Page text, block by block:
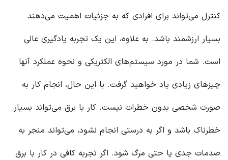
کنترل می‌تواند برای افرادی که به جزئیات اهمیت می‌دهند
بسیار ارزشمند باشد. به علاوه، این یک تجربه یادگیری عالی
است. شما در مورد سیستم‌های الکتریکی و نحوه عملکرد آنها
چیزهای زیادی یاد خواهید گرفت. با این حال، انجام کار به
صورت شخصی بدون خطرات نیست. کار با برق می‌تواند بسیار
خطرناک باشد و اگر به درستی انجام نشود، می‌تواند منجر به
صدمات جدی یا حتی مرگ شود. اگر تجربه کافی در کار با برق